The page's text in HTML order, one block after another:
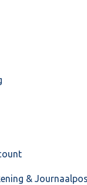
& Onderhoud
CASH Lonen
&